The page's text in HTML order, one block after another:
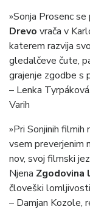
»Sonja Prosenc
Drevo vrača v
katerem razvija
gledalčeve čute,
grajenje zgodbe s
– Lenka
Varih
»Pri Sonjinih filmih
vsem preverjenim
nov, svoj filmski
Njena Zgodovina
človeški
– Damjan Kozole,